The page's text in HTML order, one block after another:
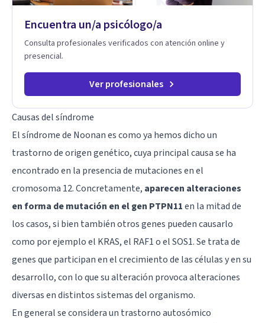
Encuentra un/a psicólogo/a
Consulta profesionales verificados con atención online y
presencial.
Ver profesionales
Causas del síndrome
El síndrome de Noonan es como ya hemos dicho un
trastorno de origen genético, cuya principal causa se ha
encontrado en la presencia de mutaciones en el
cromosoma 12. Concretamente, aparecen alteraciones
en forma de mutación en el gen PTPN11en la mitad de
los casos, si bien también otros genes pueden causarlo
como por ejemplo el KRAS, el RAF1 o el SOS1. Se trata de
genes que participan en el crecimiento de las células y en su
desarrollo, con lo que su alteración provoca alteraciones
diversas en distintos sistemas del organismo.
En general se considera un trastorno autosómico